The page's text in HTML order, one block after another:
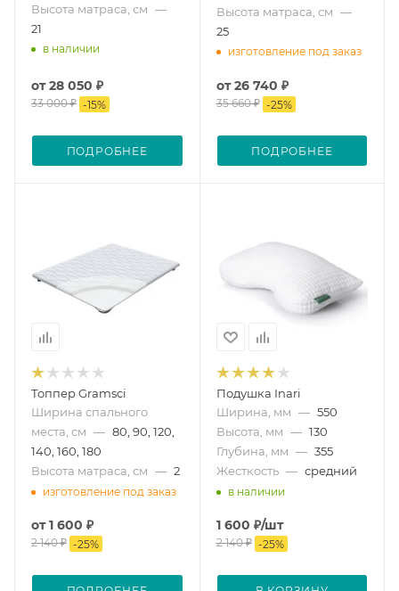
Высота матраса, см —
21
в наличии
от28 050 ₽
33 000 ₽ -15%
ПОДРОБНЕЕ
Высота матраса, см —
25
изготовление под заказ
от26 740 ₽
35 660 ₽ -25%
ПОДРОБНЕЕ
Топпер Gramsci
Ширина спального
места, см — 80, 90, 120,
140, 160, 180
Высота матраса, см — 2
изготовление под заказ
от1 600 ₽
2 140 ₽ -25%
Подушка Inari
Ширина, мм — 550
Высота, мм — 130
Глубина, мм — 355
Жесткость — средний
в наличии
1 600 ₽/шт
2 140₽ -25%